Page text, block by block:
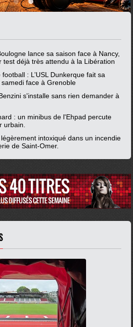
lance sa saison face à Nancy,
test déjà très attendu à la Libération
: L’USL Dunkerque fait sa
face à Grenoble
s'installe sans rien demander à
: un minibus de l'Ehpad percute
urbain.
intoxiqué dans un incendie
de Saint-Omer.